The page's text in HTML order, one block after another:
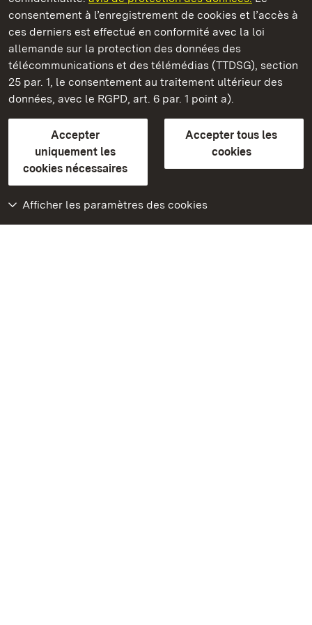
consentement à l’enregistrement de cookies et l’accès à
ces derniers est effectué en conformité avec la loi
allemande sur la protection des données des
télécommunications et des télémédias (TTDSG), section
25 par. 1, le consentement au traitement ultérieur des
données, avec le RGPD, art. 6 par. 1 point a).
Accepter
uniquement les
cookies nécessaires
Accepter tous les
cookies
Afficher les paramètres des cookies
Châteaux et jardins publics du Bade-Wurtemberg
FAQ et réponsesMentions légalesProtection des données
Explications sur l’accessibilité
BITV-konform (geprüfte Seiten)
plus loin
Accueil
Monuments
Rendez-nous visite